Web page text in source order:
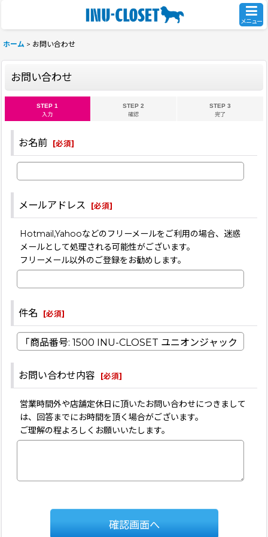
メニュー
ホーム > お問い合わせ
お問い合わせ
STEP 1
入力
STEP 2
確認
STEP 3
完了
お名前 [必須]
メールアドレス [必須]
Hotmail,Yahooなどのフリーメールをご利用の場合、迷惑
メールとして処理される可能性がございます。
フリーメール以外のご登録をお勧めします。
件名 [必須]
お問い合わせ内容 [必須]
営業時間外や店舗定休日に頂いたお問い合わせにつきまして
は、回答までにお時間を頂く場合がございます。
ご理解の程よろしくお願いいたします。
確認画面へ